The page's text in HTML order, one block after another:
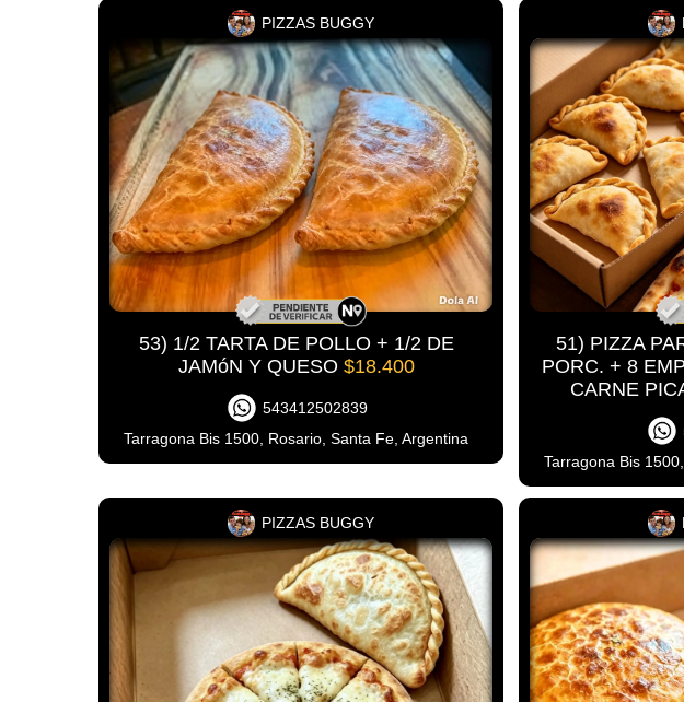
PIZZAS BUGGY
53) 1/2 TARTA DE POLLO + 1/2 DE
JAMóN Y QUESO $18.400
543412502839
Tarragona Bis 1500, Rosario, Santa Fe, Argentina
51) PIZZA
PORC. + 8
CARNE
Tarragona Bis
PIZZAS BUGGY